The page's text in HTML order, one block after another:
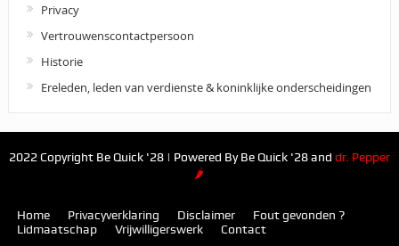
Privacy
Vertrouwenscontactpersoon
Historie
Ereleden, leden van verdienste & koninklijke onderscheidingen
2022 Copyright Be Quick '28 | Powered By Be Quick '28 and dr. Pepper
🌶
Home Privacyverklaring Disclaimer
Fout gevonden ?
Lidmaatschap
Vrijwilligerswerk Contact